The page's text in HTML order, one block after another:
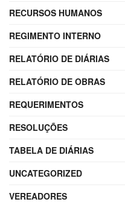
RECURSOS HUMANOS
REGIMENTO INTERNO
RELATÓRIO DE DIÁRIAS
RELATÓRIO DE OBRAS
REQUERIMENTOS
RESOLUÇÕES
TABELA DE DIÁRIAS
UNCATEGORIZED
VEREADORES